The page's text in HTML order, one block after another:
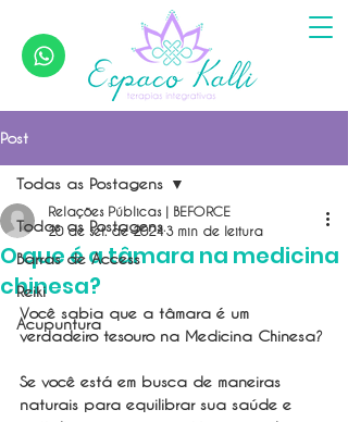
Post
Todas as Postagens
Barras de Access
Reiki
Acupuntura
Todas as Postagens
O que é a tâmara na medicina
chinesa?
Relações Públicas | BEFORCE
20 de set. de 2024 3 min de leitura
Você sabia que a tâmara é um
verdadeiro tesouro na Medicina Chinesa?
Se você está em busca de maneiras
naturais para equilibrar sua saúde e